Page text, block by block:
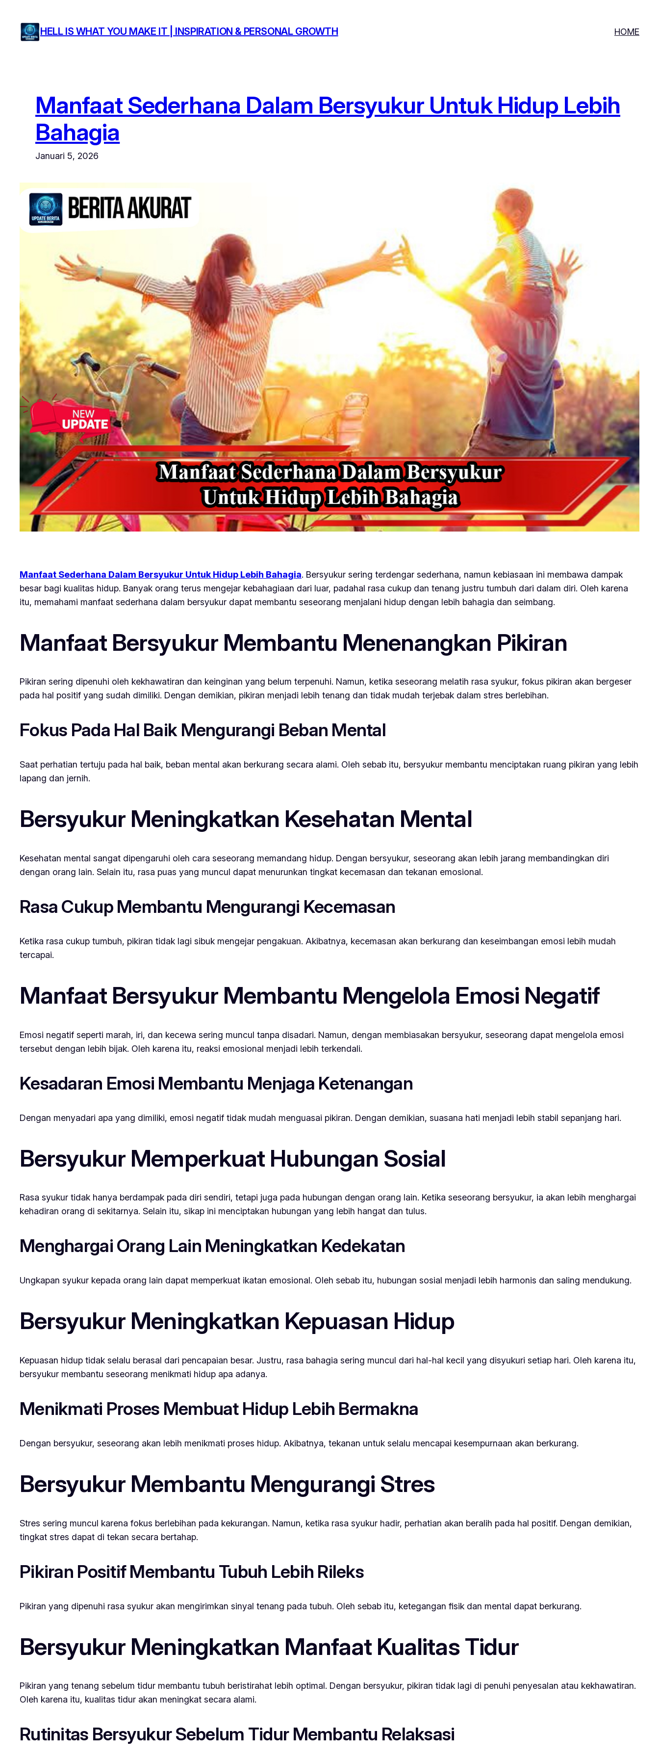
konten
HELL IS WHAT YOU MAKE IT | INSPIRATION & PERSONAL GROWTH HOME
Manfaat Sederhana Dalam Bersyukur Untuk Hidup Lebih
Bahagia
Januari 5, 2026
Manfaat Sederhana Dalam Bersyukur Untuk Hidup Lebih Bahagia. Bersyukur sering terdengar sederhana, namun kebiasaan ini membawa dampak
besar bagi kualitas hidup. Banyak orang terus mengejar kebahagiaan dari luar, padahal rasa cukup dan tenang justru tumbuh dari dalam diri. Oleh karena
itu, memahami manfaat sederhana dalam bersyukur dapat membantu seseorang menjalani hidup dengan lebih bahagia dan seimbang.
Manfaat Bersyukur Membantu Menenangkan Pikiran
Pikiran sering dipenuhi oleh kekhawatiran dan keinginan yang belum terpenuhi. Namun, ketika seseorang melatih rasa syukur, fokus pikiran akan bergeser
pada hal positif yang sudah dimiliki. Dengan demikian, pikiran menjadi lebih tenang dan tidak mudah terjebak dalam stres berlebihan.
Fokus Pada Hal Baik Mengurangi Beban Mental
Saat perhatian tertuju pada hal baik, beban mental akan berkurang secara alami. Oleh sebab itu, bersyukur membantu menciptakan ruang pikiran yang lebih
lapang dan jernih.
Bersyukur Meningkatkan Kesehatan Mental
Kesehatan mental sangat dipengaruhi oleh cara seseorang memandang hidup. Dengan bersyukur, seseorang akan lebih jarang membandingkan diri
dengan orang lain. Selain itu, rasa puas yang muncul dapat menurunkan tingkat kecemasan dan tekanan emosional.
Rasa Cukup Membantu Mengurangi Kecemasan
Ketika rasa cukup tumbuh, pikiran tidak lagi sibuk mengejar pengakuan. Akibatnya, kecemasan akan berkurang dan keseimbangan emosi lebih mudah
tercapai.
Manfaat Bersyukur Membantu Mengelola Emosi Negatif
Emosi negatif seperti marah, iri, dan kecewa sering muncul tanpa disadari. Namun, dengan membiasakan bersyukur, seseorang dapat mengelola emosi
tersebut dengan lebih bijak. Oleh karena itu, reaksi emosional menjadi lebih terkendali.
Kesadaran Emosi Membantu Menjaga Ketenangan
Dengan menyadari apa yang dimiliki, emosi negatif tidak mudah menguasai pikiran. Dengan demikian, suasana hati menjadi lebih stabil sepanjang hari.
Bersyukur Memperkuat Hubungan Sosial
Rasa syukur tidak hanya berdampak pada diri sendiri, tetapi juga pada hubungan dengan orang lain. Ketika seseorang bersyukur, ia akan lebih menghargai
kehadiran orang di sekitarnya. Selain itu, sikap ini menciptakan hubungan yang lebih hangat dan tulus.
Menghargai Orang Lain Meningkatkan Kedekatan
Ungkapan syukur kepada orang lain dapat memperkuat ikatan emosional. Oleh sebab itu, hubungan sosial menjadi lebih harmonis dan saling mendukung.
Bersyukur Meningkatkan Kepuasan Hidup
Kepuasan hidup tidak selalu berasal dari pencapaian besar. Justru, rasa bahagia sering muncul dari hal-hal kecil yang disyukuri setiap hari. Oleh karena itu,
bersyukur membantu seseorang menikmati hidup apa adanya.
Menikmati Proses Membuat Hidup Lebih Bermakna
Dengan bersyukur, seseorang akan lebih menikmati proses hidup. Akibatnya, tekanan untuk selalu mencapai kesempurnaan akan berkurang.
Bersyukur Membantu Mengurangi Stres
Stres sering muncul karena fokus berlebihan pada kekurangan. Namun, ketika rasa syukur hadir, perhatian akan beralih pada hal positif. Dengan demikian,
tingkat stres dapat di tekan secara bertahap.
Pikiran Positif Membantu Tubuh Lebih Rileks
Pikiran yang dipenuhi rasa syukur akan mengirimkan sinyal tenang pada tubuh. Oleh sebab itu, ketegangan fisik dan mental dapat berkurang.
Bersyukur Meningkatkan Manfaat Kualitas Tidur
Pikiran yang tenang sebelum tidur membantu tubuh beristirahat lebih optimal. Dengan bersyukur, pikiran tidak lagi di penuhi penyesalan atau kekhawatiran.
Oleh karena itu, kualitas tidur akan meningkat secara alami.
Rutinitas Bersyukur Sebelum Tidur Membantu Relaksasi